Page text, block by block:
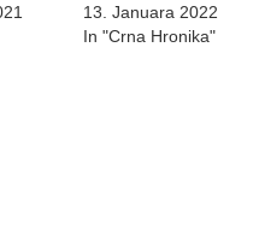
13. Januara 2022
In "Crna Hronika"